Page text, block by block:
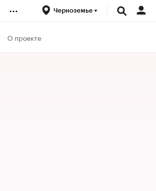
... Черноземье
О проекте